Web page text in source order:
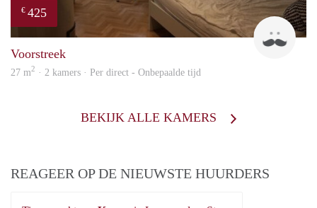
€ 425
titu
Voorstreek
27 m2 · 2 kamers · Per direct - Onbepaalde tijd
BEKIJK ALLE KAMERS
REAGEER OP DE NIEUWSTE HUURDERS